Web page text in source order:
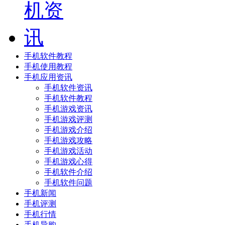
手机软件教程
手机使用教程
手机应用资讯
手机软件资讯
手机软件教程
手机游戏资讯
手机游戏评测
手机游戏介绍
手机游戏攻略
手机游戏活动
手机游戏心得
手机软件介绍
手机软件问题
手机新闻
手机评测
手机行情